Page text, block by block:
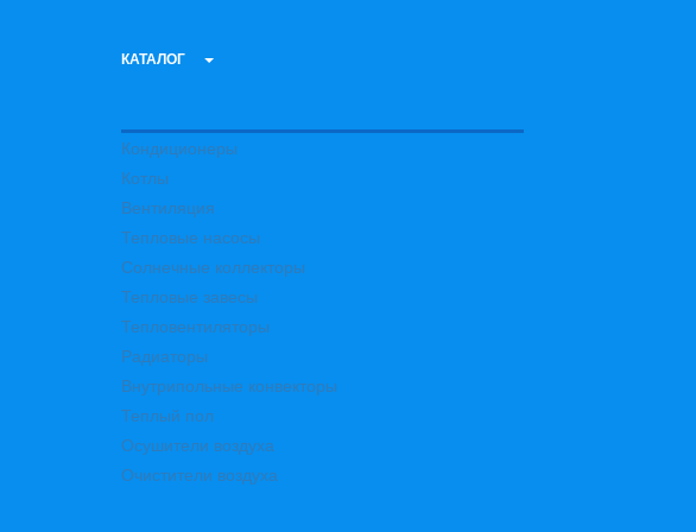
КАТАЛОГ
Кондиционеры
Котлы
Вентиляция
Тепловые насосы
Солнечные коллекторы
Тепловые завесы
Тепловентиляторы
Радиаторы
Внутрипольные конвекторы
Теплый пол
Осушители воздуха
Очистители воздуха